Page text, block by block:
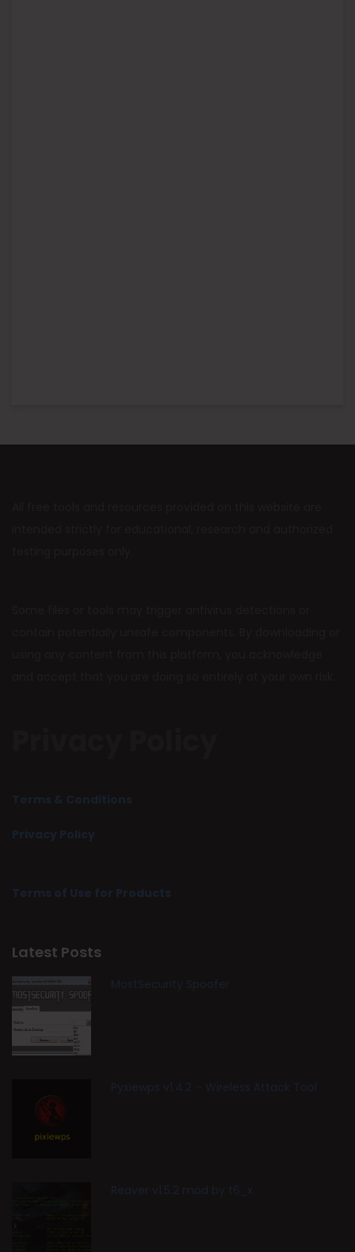
Terms & Conditions
Privacy Policy
Terms of Use for Products
Latest Posts
MostSecurity Spoofer
Pyxiewps v1.4.2 – Wireless Attack Tool
Reaver v1.5.2 mod by t6_x